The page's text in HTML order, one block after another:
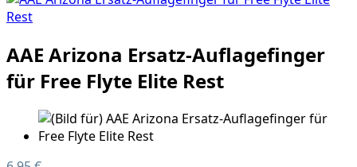
AAE Arizona Ersatz-Auflagefinger
für Free Flyte Elite Rest